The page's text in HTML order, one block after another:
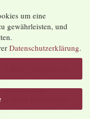
um eine
gewährleisten, und
Datenschutzerklärung.
2026 | Template von
Produktbilder
und dienen hier nur